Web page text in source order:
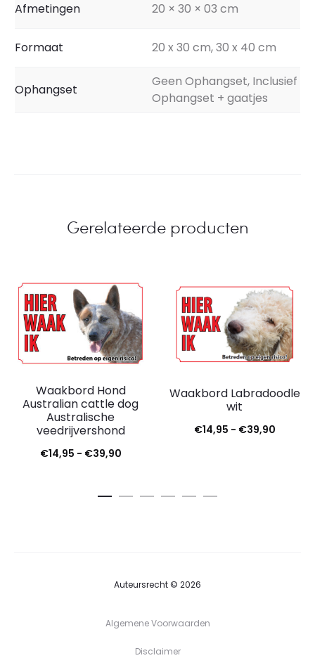
Afmetingen 20 × 30 × 03 cm
Formaat 20 x 30 cm, 30 x 40 cm
Ophangset
Geen Ophangset, Inclusief
Ophangset + gaatjes
Gerelateerde producten
Waakbord Hond
Australian cattle dog
Australische
veedrijvershond
€14,95 - €39,90
Waakbord Labradoodle
wit
€14,95 - €39,90
Auteursrecht © 2026
Algemene Voorwaarden
Disclaimer